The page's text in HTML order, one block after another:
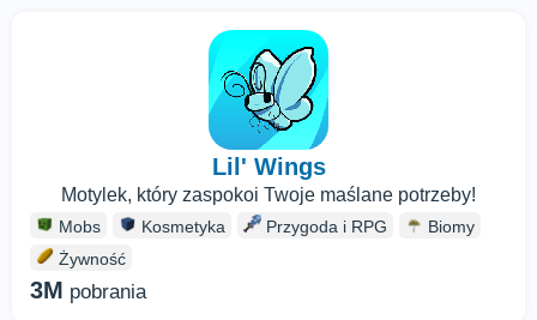
Lil' Wings
Motylek, który zaspokoi Twoje maślane potrzeby!
Mobs Kosmetyka Przygoda i RPG
Biomy
Żywność
3M pobrania